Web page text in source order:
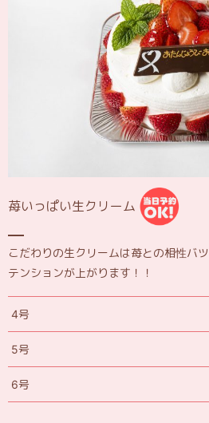
苺いっぱい生クリーム
こだわりの生クリームは苺との相性バ
テンションが上がります！！
4号
5号
6号